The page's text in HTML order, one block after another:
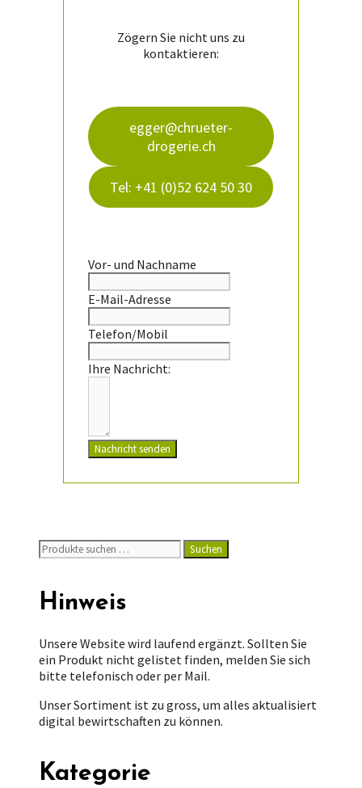
der
Produktseite
Zögern Sie nicht uns zu
kontaktieren:
egger@chrueter-
drogerie.ch
Tel: +41 (0)52 624 50 30
Vor- und Nachname
E-Mail-Adresse
Telefon/Mobil
Ihre Nachricht:
Nachricht senden
Suchen
nach:
Suchen
Hinweis
Unsere Website wird laufend ergänzt. Sollten Sie
ein Produkt nicht gelistet finden, melden Sie sich
bitte telefonisch oder per Mail.
Unser Sortiment ist zu gross, um alles aktualisiert
digital bewirtschaften zu können.
Kategorie